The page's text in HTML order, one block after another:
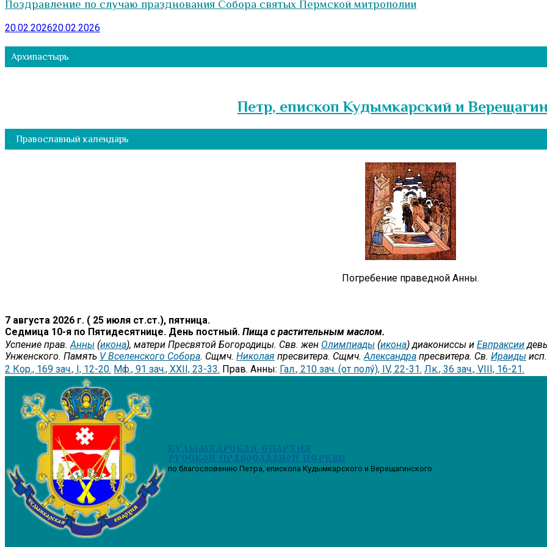
Поздравление по случаю празднования Собора святых Пермской митрополии
20.02.202620.02.2026
Архипастырь
Петр, епископ Кудымкарский и
Православный календарь
Погребение праведной Анны.
7 августа 2026 г. ( 25 июля ст.ст.), пятница.
Седмица 10-я по Пятидесятнице. День постный. Пища с растительным маслом.
Успение прав.Анны (икона), матери Пресвятой Богородицы. Свв. жен Олимпиады (икона) диакониссы и Евпраксии
Унженского. Память V Вселенского Собора. Сщмч. Николая пресвитера. Сщмч.Александра пресвитера. Св. Ираиды исп.
2 Кор., 169 зач., I, 12-20. Мф., 91 зач., XXII, 23-33. Прав. Анны: Гал., 210 зач. (от полу́), IV, 22-31. Лк., 36 зач., VIII, 16-21.
КУДЫМКАРСКАЯ ЕПАРХИЯ
РУССКОЙ ПРАВОСЛАВНОЙ ЦЕРКВИ
по благословению Петра, епископа Кудымкарского и Верещагинского